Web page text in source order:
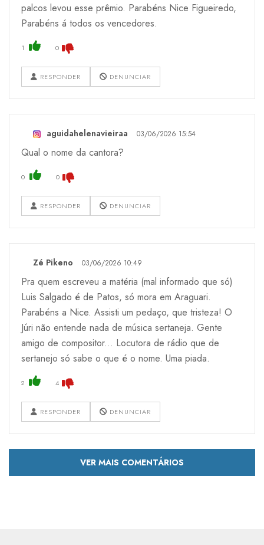
palcos levou esse prêmio. Parabéns Nice Figueiredo,
Parabéns á todos os vencedores.
1 0
RESPONDER DENUNCIAR
aguidahelenavieiraa 03/06/2026 15:54
Qual o nome da cantora?
0 0
RESPONDER DENUNCIAR
Zé Pikeno 03/06/2026 10:49
Pra quem escreveu a matéria (mal informado que só)
Luis Salgado é de Patos, só mora em Araguari.
Parabéns a Nice. Assisti um pedaço, que tristeza! O
Júri não entende nada de música sertaneja. Gente
amigo de compositor... Locutora de rádio que de
sertanejo só sabe o que é o nome. Uma piada.
2 4
RESPONDER DENUNCIAR
VER MAIS COMENTÁRIOS